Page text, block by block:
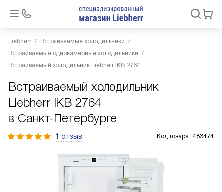
Liebherr
Встраиваемые холодильники
Встраиваемые однокамерные холодильники
Встраиваемый холодильник Liebherr IKB 2764
Встраиваемый холодильник
Liebherr IKB 2764
в Санкт-Петербурге
1 отзыв Код товара: 483474